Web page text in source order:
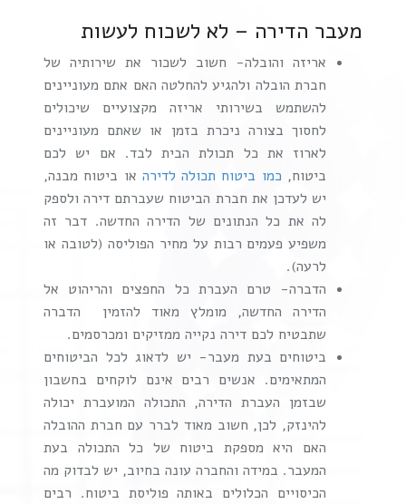
מעבר הדירה – לא לשכוח לעשות
אריזה והובלה- חשוב לשכור את שירותיה של
חברת הובלה ולהגיע להחלטה האם אתם מעוניינים
להשתמש בשירותי אריזה מקצועיים שיכולים
לחסוך בצורה ניכרת בזמן או שאתם מעוניינים
לארוז את כל תכולת הבית לבד. אם יש לכם
ביטוח, כמו ביטוח תכולה לדירה או ביטוח מבנה,
יש לעדכן את חברת הביטוח שעברתם דירה ולספק
לה את כל הנתונים של הדירה החדשה. דבר זה
משפיע פעמים רבות על מחיר הפוליסה (לטובה או
לרעה).
הדברה- טרם העברת כל החפצים והריהוט אל
הדירה החדשה, מומלץ מאוד להזמין הדברה
שתבטיח לכם דירה נקייה ממזיקים ומכרסמים.
ביטוחים בעת מעבר- יש לדאוג לכל הביטוחים
המתאימים. אנשים רבים אינם לוקחים בחשבון
שבזמן העברת הדירה, התכולה המועברת יכולה
להינזק, לכן, חשוב מאוד לברר עם חברת ההובלה
האם היא מספקת ביטוח של כל התכולה בעת
המעבר. במידה והחברה עונה בחיוב, יש לבדוק מה
הכיסויים הכלולים באותה פוליסת ביטוח. רבים